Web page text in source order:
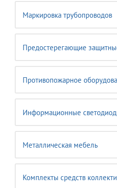
Маркировка трубопроводов
Предостерегающие
Противопожарное
Информационные
Металлическая мебель
Комплекты средств